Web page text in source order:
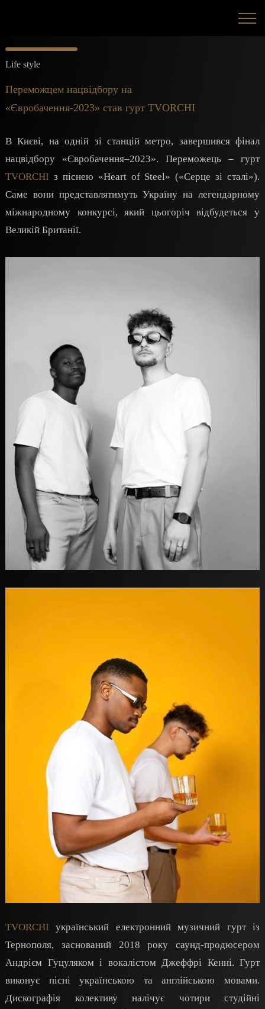
Life style
Переможцем нацвідбору на
«Євробачення-2023» став гурт TVORCHI
В Києві, на одній зі станцій метро, завершився фінал
нацвідбору «Євробачення–2023». Переможець – гурт
TVORCHI з піснею «Heart of Steel» («Серце зі сталі»).
Саме вони представлятимуть Україну на легендарному
міжнародному конкурсі, який цьогоріч відбудеться у
Великій Британії.
TVORCHI
український електронний музичний гурт із
Тернополя, заснований 2018 року саунд-продюсером
Андрієм Гуцуляком і вокалістом Джеффрі Кенні. Гурт
виконує пісні українською та англійською мовами.
Дискографія колективу налічує чотири студійні